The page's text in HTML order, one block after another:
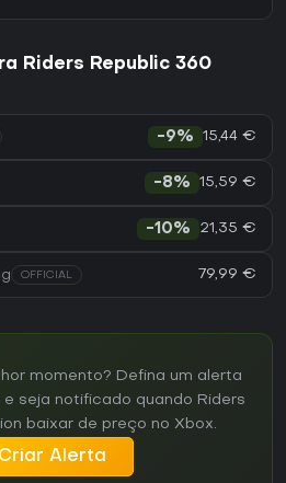
Riders Republic 360
-9% 15,44 €
-8% 15,59 €
-10% 21,35 €
OFFICIAL 79,99 €
momento? Defina um alerta
seja notificado quando Riders
baixar de preço no Xbox.
Criar Alerta